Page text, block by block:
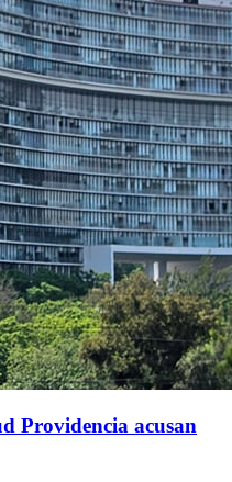
Providencia acusan